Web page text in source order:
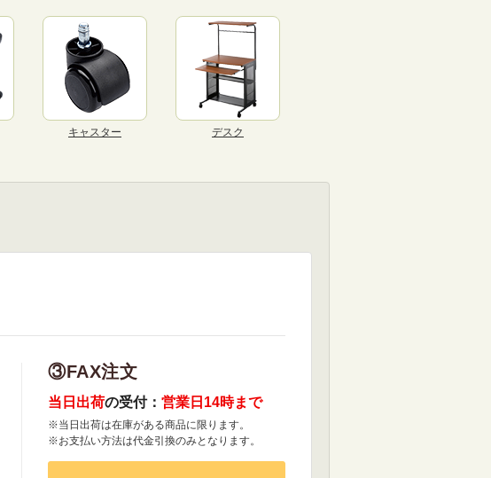
キャスター デスク
③FAX注文
当日出荷の受付： 営業日14時まで
※当日出荷は在庫がある商品に限ります。
※お支払い方法は代金引換のみとなります。